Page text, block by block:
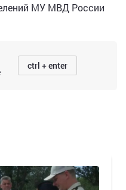
МУ МВД России
ctrl + enter